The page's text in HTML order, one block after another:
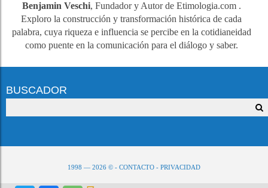
Benjamin Veschi, Fundador y Autor de Etimologia.com .
Exploro la construcción y transformación histórica de cada
palabra, cuya riqueza e influencia se percibe en la cotidianeidad
como puente en la comunicación para el diálogo y saber.
BUSCADOR
1998 — 2026 © - CONTACTO - PRIVACIDAD
PARA REPRODUCIR, NO OLVIDE CITAR LA FUENTE, VALORE NUESTRO ESFUERZO.